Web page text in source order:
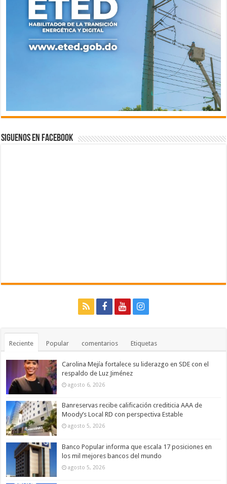
Siguenos en Facebook
Reciente Popular comentarios Etiquetas
Carolina Mejía fortalece su liderazgo en SDE con el
respaldo de Luz Jiménez
agosto 6, 2026
Banreservas recibe calificación crediticia AAA de
Moody’s Local RD con perspectiva Estable
agosto 5, 2026
Banco Popular informa que escala 17 posiciones en
los mil mejores bancos del mundo
agosto 5, 2026